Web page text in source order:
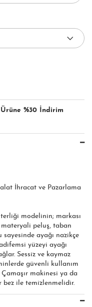
%30 İndirim
İhracat ve Pazarlama
modelinin; markası
materyali peluş, taban
ayağı nazikçe
yüzeyi ayağı
Sessiz ve kaymaz
güvenli kullanım
makinesi ya da
bez ile temizlenmelidir.